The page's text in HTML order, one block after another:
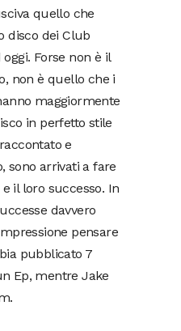
quello che
disco dei Club
Forse non è il
non è quello che i
maggiormente
in perfetto stile
e
sono arrivati a fare
il loro successo. In
davvero
pensare
pubblicato 7
Ep, mentre Jake